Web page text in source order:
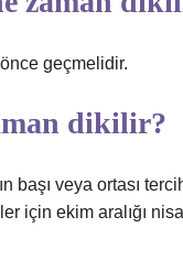
geçmelidir.
dikilir?
başı veya ortası
için ekim aralığı